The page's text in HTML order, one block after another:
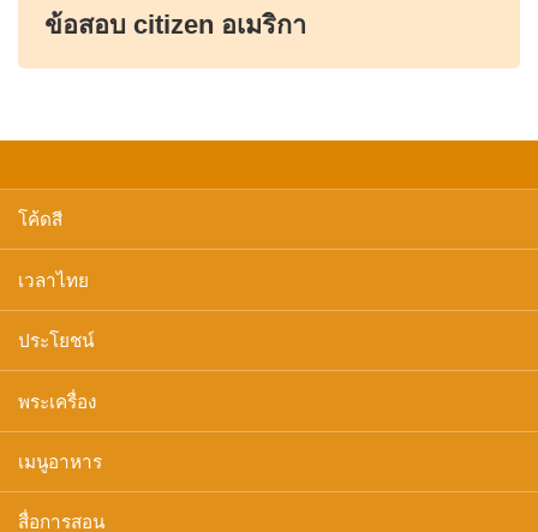
ข้อสอบ citizen อเมริกา
โค้ดสี
เวลาไทย
ประโยชน์
พระเครื่อง
เมนูอาหาร
สื่อการสอน